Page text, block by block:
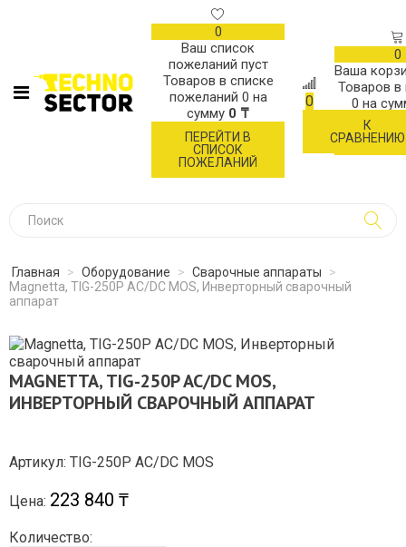
0
Ваш список
пожеланий пуст
Товаров в списке
пожеланий 0 на
сумму 0 ₸
ПЕРЕЙТИ В
СПИСОК
ПОЖЕЛАНИЙ
0
К
СРАВНЕНИЮ
0
Ваша
Товаров в
0 на
Главная > Оборудование > Сварочные аппараты
>
Magnetta, TIG-250P AC/DC MOS, Инверторный сварочный
аппарат
MAGNETTA, TIG-250P AC/DC MOS,
ИНВЕРТОРНЫЙ СВАРОЧНЫЙ АППАРАТ
Артикул: TIG-250P AC/DC MOS
Цена: 223 840 ₸
Количество: